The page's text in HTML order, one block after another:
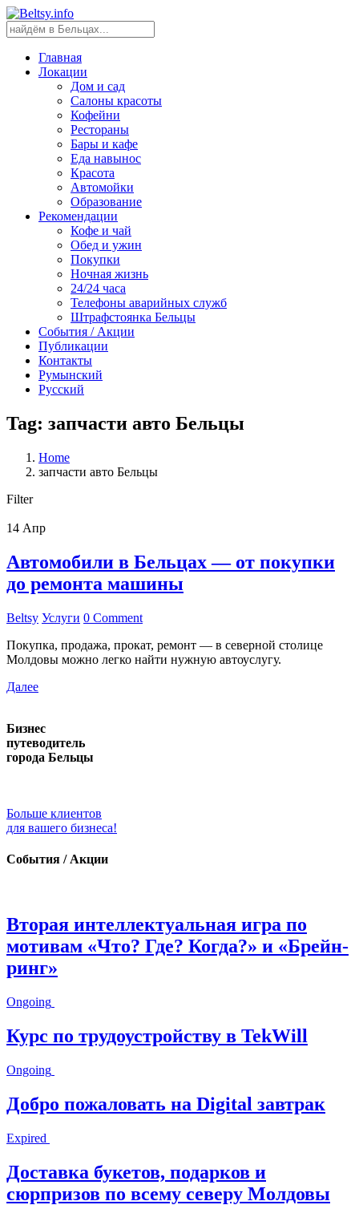
Главная
Локации
Дом и сад
Салоны красоты
Кофейни
Рестораны
Бары и кафе
Еда навынос
Красота
Автомойки
Образование
Рекомендации
Кофе и чай
Обед и ужин
Покупки
Ночная жизнь
24/24 часа
Телефоны аварийных служб
Штрафстоянка Бельцы
События / Акции
Публикации
Контакты
Румынский
Русский
Tag: запчасти авто Бельцы
Home
запчасти авто Бельцы
Filter
14 Апр
Автомобили в Бельцах — от покупки
до ремонта машины
Beltsy Услуги 0 Comment
Покупка, продажа, прокат, ремонт — в северной столице
Молдовы можно легко найти нужную автоуслугу.
Далее
Бизнес
путеводитель
города Бельцы
Больше клиентов
для вашего бизнеса!
События / Акции
Вторая интеллектуальная игра по
мотивам «Что? Где? Когда?» и «Брейн-
ринг»
Ongoing
Курс по трудоустройству в TekWill
Ongoing
Добро пожаловать на Digital завтрак
Expired
Доставка букетов, подарков и
сюрпризов по всему северу Молдовы